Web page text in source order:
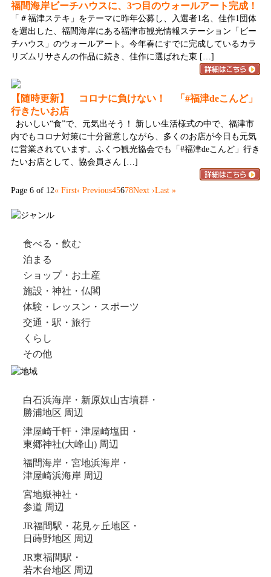
福間海岸ビーチハウスに、3つ目のウォールアート完成！
「＃福津ステキ」をテーマに昨年公募し、入選者1名、佳作1団体
を選出した、福間海岸にある福津市観光情報ステーション「ビー
チハウス」のウォールアート。今年春にすでに完成しているカラ
リズムリサさんの作品に続き、佳作に選ばれた東 […]
【随時更新】 コロナに負けない！ 「#福津deこんど」
行きたいお店
おいしい“食”で、元気出そう！ 新しい生活様式の中で、福津市
内でもコロナ対策に十分留意しながら、多くのお店が今日も元気
に営業されています。ふくつ観光協会でも「#福津deこんど」行き
たいお店として、協会員さん […]
Page 6 of 12« First‹ Previous45678Next ›Last »
食べる・飲む
泊まる
ショップ・お土産
施設・神社・仏閣
体験・レッスン・スポーツ
交通・駅・旅行
くらし
その他
白石浜海岸・新原奴山古墳群・
勝浦地区 周辺
津屋崎千軒・津屋崎塩田・
東郷神社(大峰山) 周辺
福間海岸・宮地浜海岸・
津屋崎浜海岸 周辺
宮地嶽神社・
参道 周辺
JR福間駅・花見ヶ丘地区・
日蒔野地区 周辺
JR東福間駅・
若木台地区 周辺